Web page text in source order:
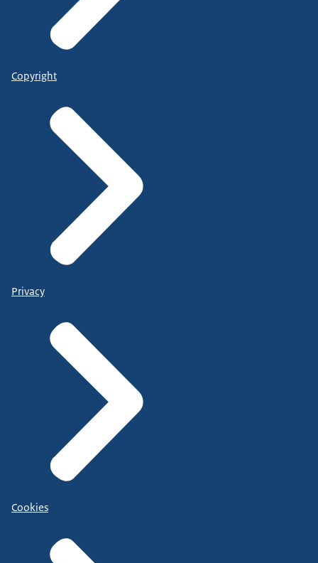
Copyright
Privacy
Cookies